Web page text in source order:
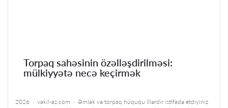
Torpaq sahəsinin özəlləşdirilməsi:
mülkiyyətə necə keçirmək
2026 · vakil-az.com · Əmlak və torpaq hüququ İllərdir istifadə etdiyiniz